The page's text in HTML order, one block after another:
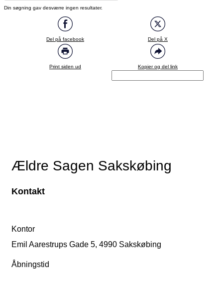
Din søgning gav desværre ingen resultater.
Del på facebook Del på X
Print siden ud Kopier og del link
Ældre Sagen Sakskøbing
Kontakt
Kontor
Emil Aarestrups Gade 5, 4990 Sakskøbing
Åbningstid